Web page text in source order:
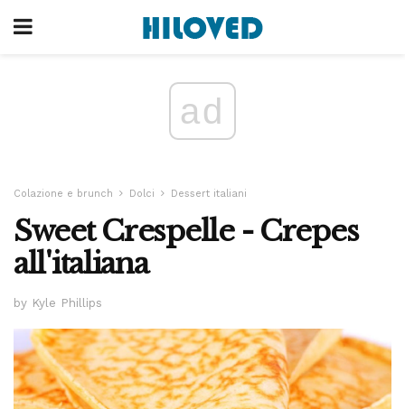
ad
Colazione e brunch Dolci Dessert italiani
Sweet Crespelle - Crepes
all'italiana
by Kyle Phillips